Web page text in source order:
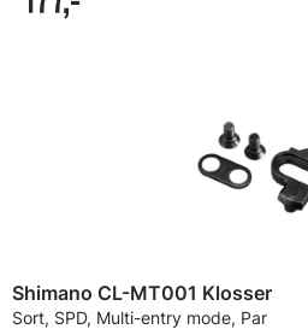
Shimano CL-MT001 Klosser
Sort, SPD, Multi-entry mode, Par